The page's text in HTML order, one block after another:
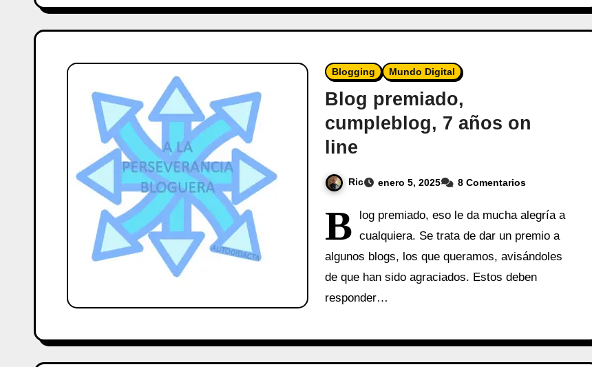
Blogging Mundo Digital
Blog premiado,
cumpleblog, 7 años on
line
Ric enero 5, 2025 8 Comentarios
B
log premiado, eso le da mucha alegría a
cualquiera. Se trata de dar un premio a
algunos blogs, los que queramos, avisándoles
de que han sido agraciados. Estos deben
responder…